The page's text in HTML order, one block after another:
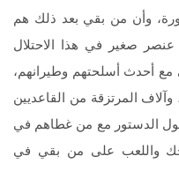
وأن من بقي بعد ذلك هم
عنصر صغير في هذا الاحتلال
جندي روسي مع أحدث أسلحتهم وطيرانهم،
وآلاف المرتزقة من القاعديين
الدستور مع من غطاهم في
واللعب على من بقي في